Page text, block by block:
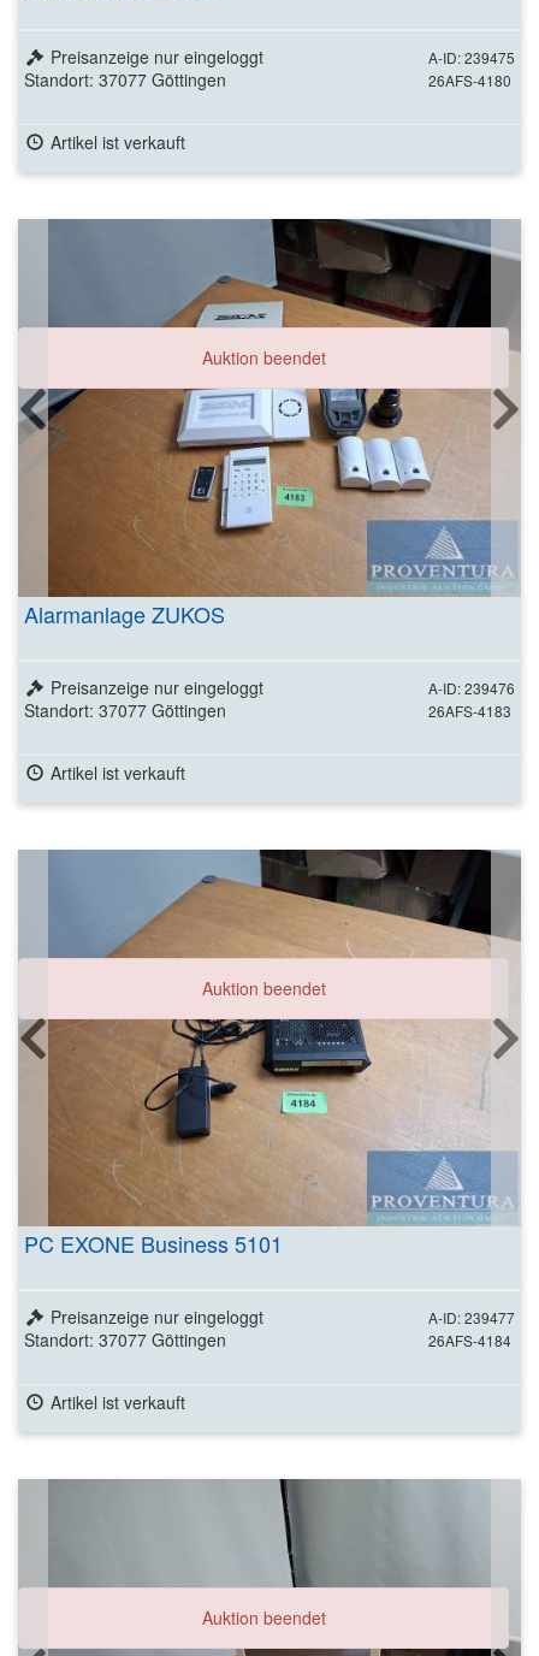
A-ID: 239475
26AFS-4180
Preisanzeige nur eingeloggt
Standort: 37077 Göttingen
Artikel ist verkauft
Auktion beendet
Alarmanlage ZUKOS
A-ID: 239476
26AFS-4183
Preisanzeige nur eingeloggt
Standort: 37077 Göttingen
Artikel ist verkauft
Auktion beendet
PC EXONE Business 5101
A-ID: 239477
26AFS-4184
Preisanzeige nur eingeloggt
Standort: 37077 Göttingen
Artikel ist verkauft
Auktion beendet